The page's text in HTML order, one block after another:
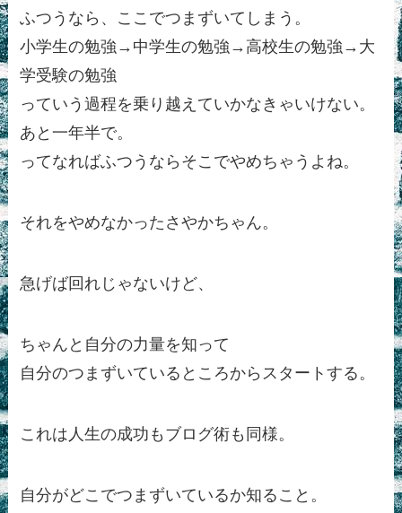
ふつうなら、ここでつまずいてしまう。
小学生の勉強→中学生の勉強→高校生の勉強→大
学受験の勉強
っていう過程を乗り越えていかなきゃいけない。
あと一年半で。
ってなればふつうならそこでやめちゃうよね。
それをやめなかったさやかちゃん。
急げば回れじゃないけど、
ちゃんと自分の力量を知って
自分のつまずいているところからスタートする。
これは人生の成功もブログ術も同様。
自分がどこでつまずいているか知ること。